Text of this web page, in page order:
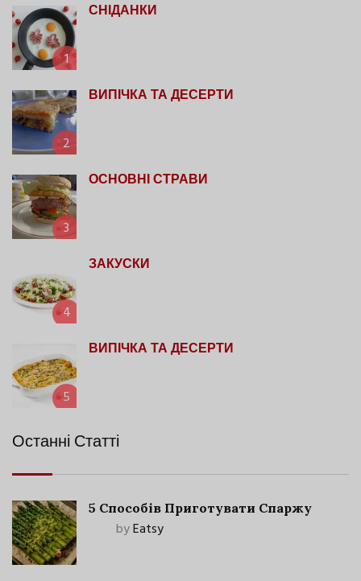
1
СНІДАНКИ
2
ВИПІЧКА ТА ДЕСЕРТИ
3
ОСНОВНІ СТРАВИ
4
ЗАКУСКИ
5
ВИПІЧКА ТА ДЕСЕРТИ
Останні Статті
5 Способів Приготувати Спаржу
byEatsy